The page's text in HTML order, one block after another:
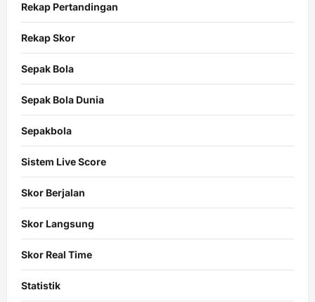
Rekap Pertandingan
Rekap Skor
Sepak Bola
Sepak Bola Dunia
Sepakbola
Sistem Live Score
Skor Berjalan
Skor Langsung
Skor Real Time
Statistik